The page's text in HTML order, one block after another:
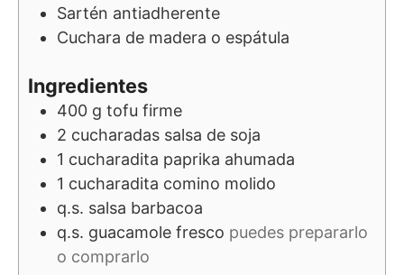
Sartén antiadherente
Cuchara de madera o espátula
Ingredientes
400 g tofu firme
2 cucharadas salsa de soja
1 cucharadita paprika ahumada
1 cucharadita comino molido
q.s. salsa barbacoa
q.s. guacamole fresco puedes prepararlo
o comprarlo